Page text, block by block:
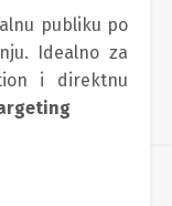
publiku po
Idealno za
i direktnu